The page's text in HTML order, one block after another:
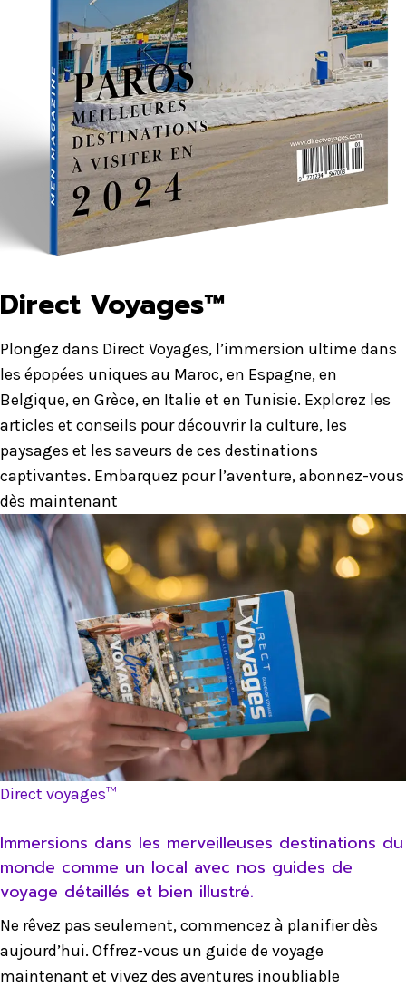
Direct Voyages™
Plongez dans Direct Voyages, l’immersion ultime dans
les épopées uniques au Maroc, en Espagne, en
Belgique, en Grèce, en Italie et en Tunisie. Explorez les
articles et conseils pour découvrir la culture, les
paysages et les saveurs de ces destinations
captivantes. Embarquez pour l’aventure, abonnez-vous
dès maintenant
Direct voyages™
Immersions dans les merveilleuses destinations du
monde comme un local avec nos guides de
voyage détaillés et bien illustré.
Ne rêvez pas seulement, commencez à planifier dès
aujourd’hui. Offrez-vous un guide de voyage
maintenant et vivez des aventures inoubliable